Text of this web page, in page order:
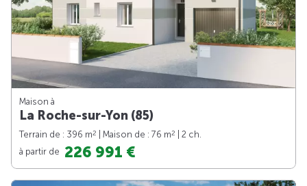
Maison à
La Roche-sur-Yon (85)
Terrain de : 396 m2 | Maison de : 76 m2
| 2 ch.
à partir de 226 991 €